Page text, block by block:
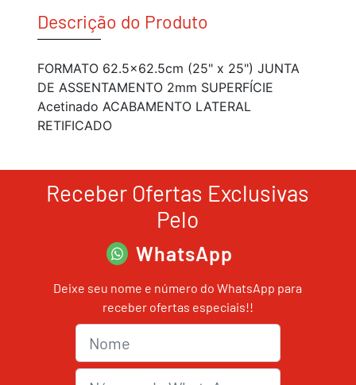
Descrição do Produto
FORMATO 62.5x62.5cm (25" x 25") JUNTA
DE ASSENTAMENTO 2mm SUPERFÍCIE
Acetinado ACABAMENTO LATERAL
RETIFICADO
Receber Ofertas Exclusivas
Pelo
WhatsApp
Deixe seu nome e número do WhatsApp para
receber ofertas especiais!!
Nome
nmrWhats